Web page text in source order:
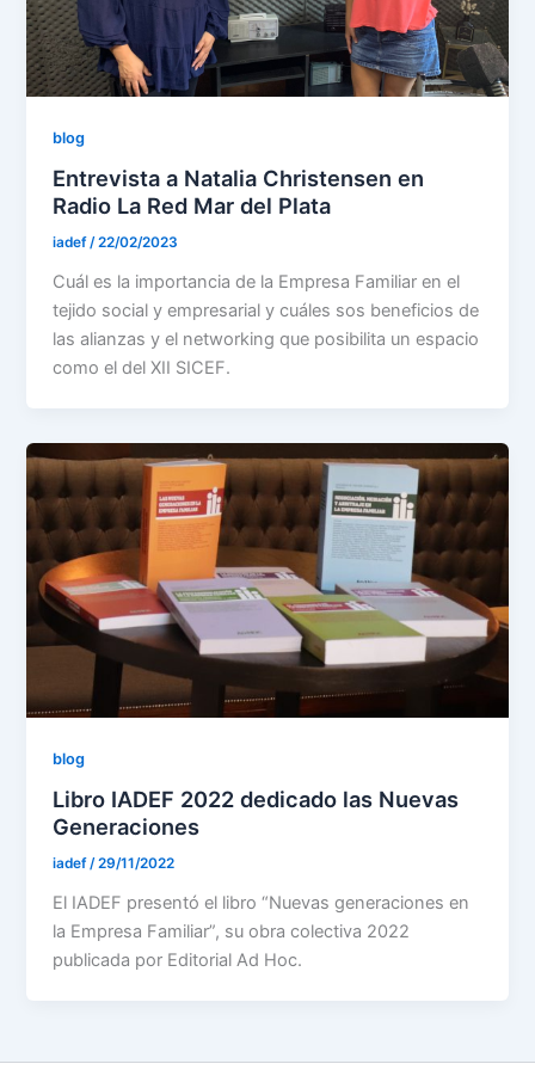
blog
Entrevista a Natalia Christensen en
Radio La Red Mar del Plata
iadef/22/02/2023
Cuál es la importancia de la Empresa Familiar en el
tejido social y empresarial y cuáles sos beneficios de
las alianzas y el networking que posibilita un espacio
como el del XII SICEF.
blog
Libro IADEF 2022 dedicado las Nuevas
Generaciones
iadef/29/11/2022
El IADEF presentó el libro “Nuevas generaciones en
la Empresa Familiar”, su obra colectiva 2022
publicada por Editorial Ad Hoc.